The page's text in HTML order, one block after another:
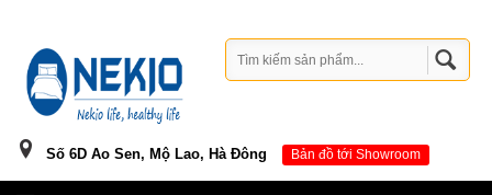
Số 6D Ao Sen, Mộ Lao, Hà Đông Bản đồ tới Showroom